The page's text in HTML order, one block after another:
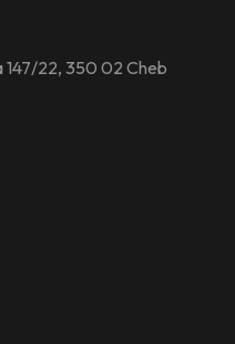
22, 350 02 Cheb